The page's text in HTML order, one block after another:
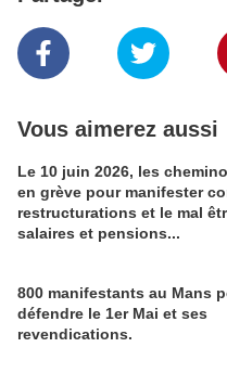
Vous aimerez aussi
Le 10 juin 2026, les
en grève pour manifester
restructurations et le mal
salaires et pensions...
800 manifestants au Mans
défendre le 1er Mai et ses
revendications.